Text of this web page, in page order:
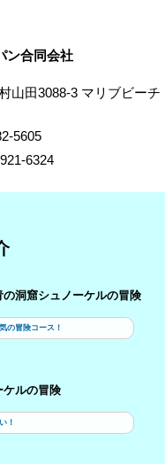
ン合同会社
山田3088-3 マリブビーチ
5605
6324
洞窟シュノーケルの冒険
の冒険コース！
ケルの冒険
！